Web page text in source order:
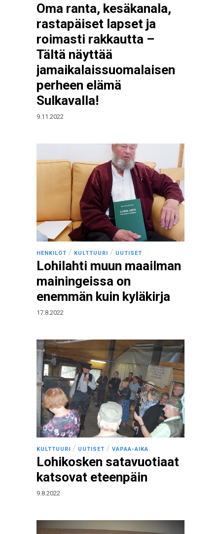
Oma ranta, kesäkanala,
rastapäiset lapset ja
roimasti rakkautta –
Tältä näyttää
jamaikalaissuomalaisen
perheen elämä
Sulkavalla!
9.11.2022
HENKILÖT / KULTTUURI / UUTISET
Lohilahti muun maailman
mainingeissa on
enemmän kuin kyläkirja
17.8.2022
KULTTUURI / UUTISET / VAPAA-AIKA
Lohikosken satavuotiaat
katsovat eteenpäin
9.8.2022